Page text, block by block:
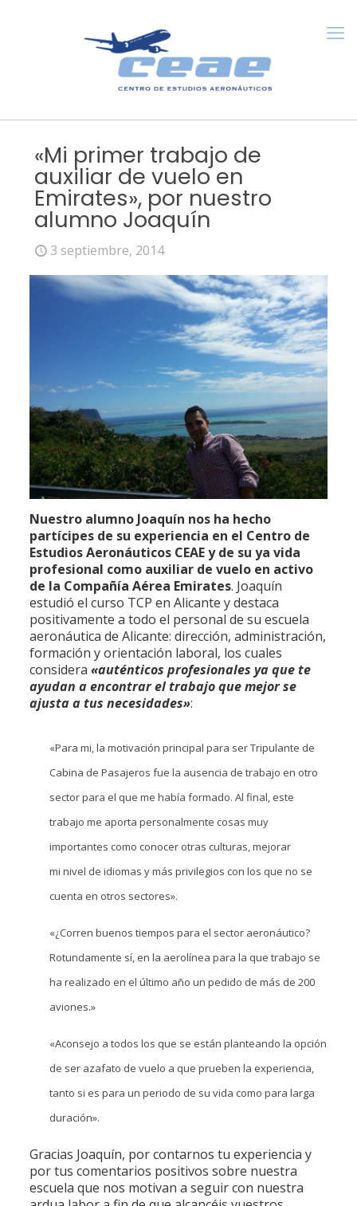
«Mi primer trabajo de
auxiliar de vuelo en
Emirates», por nuestro
alumno Joaquín
3 septiembre, 2014
Nuestro alumno Joaquín nos ha hecho
partícipes de su experiencia en el Centro de
Estudios Aeronáuticos CEAE y de su ya vida
profesional como auxiliar de vuelo en activo
de la Compañía Aérea Emirates. Joaquín
estudió el curso TCP en Alicante y destaca
positivamente a todo el personal de su escuela
aeronáutica de Alicante: dirección, administración,
formación y orientación laboral, los cuales
considera «auténticos profesionales ya que te
ayudan a encontrar el trabajo que mejor se
ajusta a tus necesidades»:
«Para mi, la motivación principal para ser Tripulante de
Cabina de Pasajeros fue la ausencia de trabajo en otro
sector para el que me había formado. Al final, este
trabajo me aporta personalmente cosas muy
importantes como conocer otras culturas, mejorar
mi nivel de idiomas y más privilegios con los que no se
cuenta en otros sectores».
«¿Corren buenos tiempos para el sector aeronáutico?
Rotundamente sí, en la aerolínea para la que trabajo se
ha realizado en el último año un pedido de más de 200
aviones.»
«Aconsejo a todos los que se están planteando la opción
de ser azafato de vuelo a que prueben la experiencia,
tanto si es para un periodo de su vida como para larga
duración».
Gracias Joaquín, por contarnos tu experiencia y
por tus comentarios positivos sobre nuestra
escuela que nos motivan a seguir con nuestra